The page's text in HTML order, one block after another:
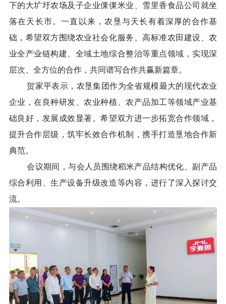
下的大圹圩农场及子企业倮倮米业、雪里香食品公司就坐
落在天长市。一直以来，农垦与天长有着深厚的合作基
础，希望双方围绕农业社会化服务、高标准农田建设、农
业全产业链构建、全域土地综合整治等重点领域，实现深
层次、全方位的合作，共同谱写合作共赢新篇章。
贺家平表示，农垦集团作为全省规模最大的现代农业
企业，在良种研发、农业种植、农产品加工等领域产业基
础良好，发展成效显著。希望双方进一步拓宽合作领域，
提升合作层级，筑牢长效合作机制，携手打造垦地合作新
典范。
会议期间，与会人员围绕稻米产品结构优化、副产品
综合利用、生产设备升级改造等内容，进行了深入探讨交
流。